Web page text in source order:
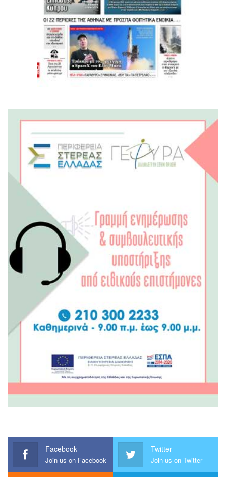
Facebook
Join us on Facebook
Twitter
Join us on Twitter